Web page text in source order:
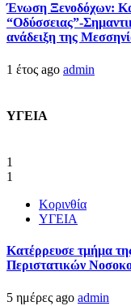
Ένωση Ξενοδόχων:
“Οδύσσειας”-
ανάδειξη της
1 έτος ago admin
ΥΓΕΙΑ
1
1
Κορινθία
ΥΓΕΙΑ
Kατέρρευσε τμήμα
Περιστατικών
5 ημέρες ago admin